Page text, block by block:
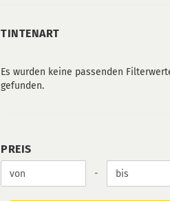
TINTENART
TINTENART
Es wurden keine passenden
gefunden.
PREIS
Preis bis -